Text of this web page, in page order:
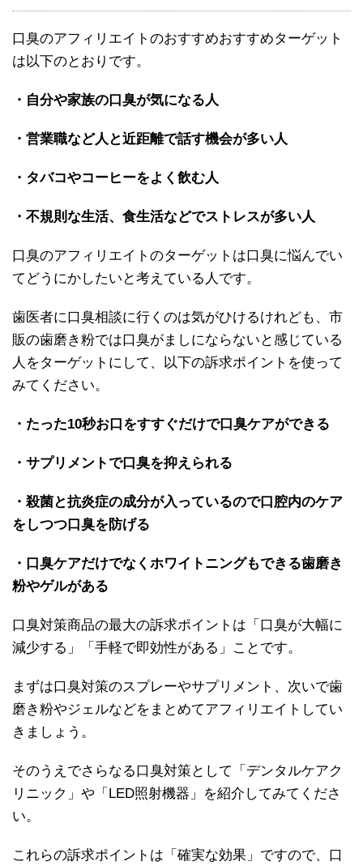
口臭のアフィリエイトのおすすめおすすめターゲット
は以下のとおりです。
・自分や家族の口臭が気になる人
・営業職など人と近距離で話す機会が多い人
・タバコやコーヒーをよく飲む人
・不規則な生活、食生活などでストレスが多い人
口臭のアフィリエイトのターゲットは口臭に悩んでい
てどうにかしたいと考えている人です。
歯医者に口臭相談に行くのは気がひけるけれども、市
販の歯磨き粉では口臭がましにならないと感じている
人をターゲットにして、以下の訴求ポイントを使って
みてください。
・たった10秒お口をすすぐだけで口臭ケアができる
・サプリメントで口臭を抑えられる
・殺菌と抗炎症の成分が入っているので口腔内のケア
をしつつ口臭を防げる
・口臭ケアだけでなくホワイトニングもできる歯磨き
粉やゲルがある
口臭対策商品の最大の訴求ポイントは「口臭が大幅に
減少する」「手軽で即効性がある」ことです。
まずは口臭対策のスプレーやサプリメント、次いで歯
磨き粉やジェルなどをまとめてアフィリエイトしてい
きましょう。
そのうえでさらなる口臭対策として「デンタルケアク
リニック」や「LED照射機器」を紹介してみてくださ
い。
これらの訴求ポイントは「確実な効果」ですので、口